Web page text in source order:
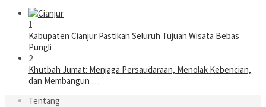
1
Kabupaten Cianjur Pastikan Seluruh Tujuan Wisata Bebas
Pungli
2
Khutbah Jumat: Menjaga Persaudaraan, Menolak Kebencian,
dan Membangun …
Tentang